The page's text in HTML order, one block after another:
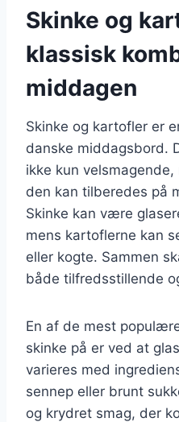
Skinke og
klassisk
middagen
Skinke og kartofler er
danske middagsbord.
ikke kun
den kan tilberedes på
Skinke kan være
mens kartoflerne kan
eller kogte. Sammen
både tilfredsstillende
En af de mest
skinke på er ved at
varieres med
sennep eller brunt
og krydret smag, der